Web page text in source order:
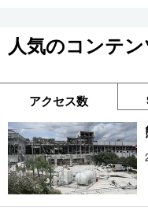
人気のコンテ
アクセス数